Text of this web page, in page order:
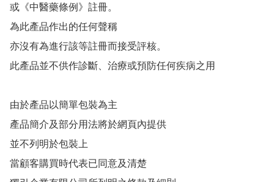
或《中醫藥條例》註冊。
為此產品作出的任何聲稱
亦沒有為進行該等註冊而接受評核。
此產品並不供作診斷、治療或預防任何疾病之用
由於產品以簡單包裝為主
產品簡介及部分用法將於網頁內提供
並不列明於包裝上
當顧客購買時代表已同意及清楚